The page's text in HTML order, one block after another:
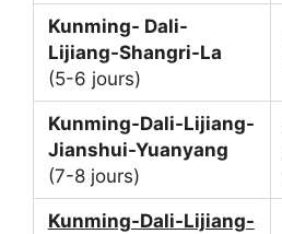
Kunming- Dali-
Lijiang-Shangri-La
(5-6 jours)
Kunming-Dali-Lijiang-
Jianshui-Yuanyang
(7-8 jours)
Kunming-Dali-Lijiang-